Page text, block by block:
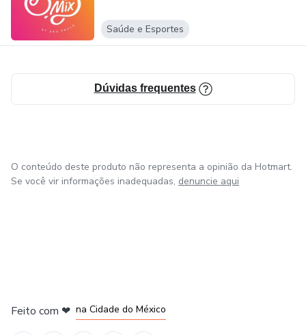
aquele que te faz Feliz no dia a a dia e que condiz com a
sua realidade!
passei por caminhos mais longos. E agora estou aqui, para
te mostrar um caminho mais curto e eficiente para sua vida
Saúde e Esportes
Dúvidas frequentes
O conteúdo deste produto não representa a opinião da Hotmart.
Se você vir informações inadequadas, denuncie aqui
Feito com ❤ na Cidade do México